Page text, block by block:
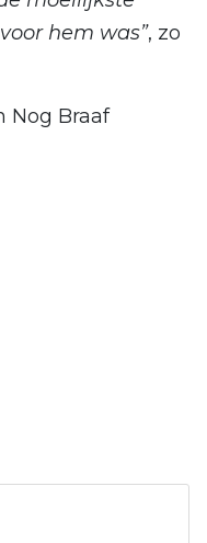
hem was”, zo
Nog Braaf